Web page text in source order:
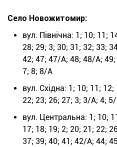
Село Новожитомир:
вул. Північна: 1; 10; 11;
28; 29; 3; 30; 31; 32; 33;
42; 47; 47/А; 48; 48/А; 49;
7; 8; 8/А
вул. Східна: 1; 10; 11;
22; 23; 26; 27; 3; 3/А; 4;
вул. Центральна: 1; 10;
17; 18; 19; 2; 20; 21; 22;
37; 39; 40; 41; 42/А; 44;